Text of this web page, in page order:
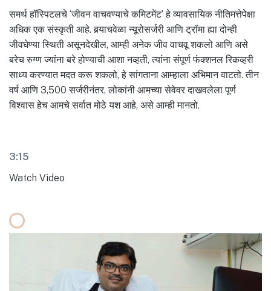
समर्थ हॉस्पिटलचे ‘जीवन वाचवण्याचे कमिटमेंट’ हे व्यावसायिक नीतिमत्तेपेक्षा
अधिक एक संस्कृती आहे. बर्‍याचवेळा न्यूरोसर्जरी आणि ट्रॉमा ह्या दोन्ही
जीवघेण्या स्थिती असूनदेखील, आम्ही अनेक जीव वाचवू शकलो आणि असे
बरेच रुग्ण ज्यांना बरे होण्याची आशा नव्हती, त्यांना संपूर्ण फंक्शनल रिकव्हरी
साध्य करण्यात मदत करू शकलो, हे सांगताना आम्हाला अभिमान वाटतो. तीन
वर्ष आणि 3,500 सर्जरीनंतर, लोकांनी आमच्या सेवेवर दाखवलेला पूर्ण
विश्वास हेच आमचे सर्वात मोठे यश आहे, असे आम्ही मानतो.
3:15
Watch Video